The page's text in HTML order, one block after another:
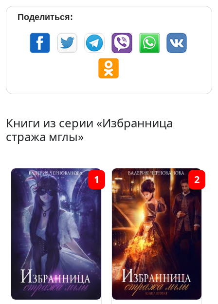
Поделиться:
Книги из серии «Избранница
стража мглы»
1 2